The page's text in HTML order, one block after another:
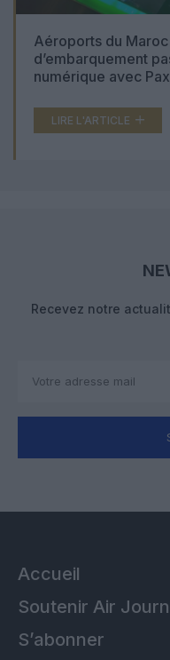
Aéroports du
d’embarquement
numérique avec
LIRE L'ARTICLE
Recevez notre
Accueil
Soutenir Air
S’abonner